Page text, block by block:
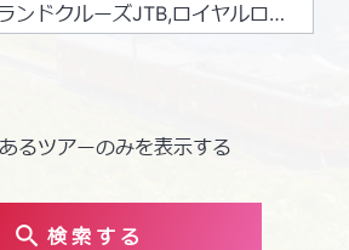
るツアーのみを表示する
検 索 す る